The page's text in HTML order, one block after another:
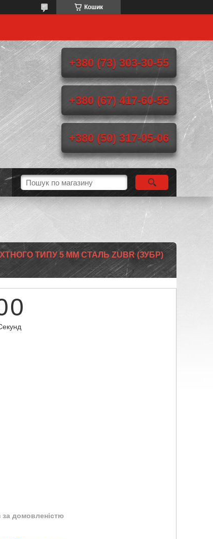
Кошик
+380 (73) 303-30-55
+380 (67) 417-60-55
+380 (50) 317-05-06
ТИПУ 5 ММ СТАЛЬ ZUBR (ЗУБР)
0
за домовленістю